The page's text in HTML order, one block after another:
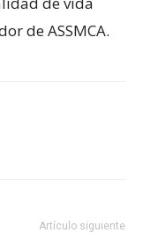
de ASSMCA.
Artículo siguiente